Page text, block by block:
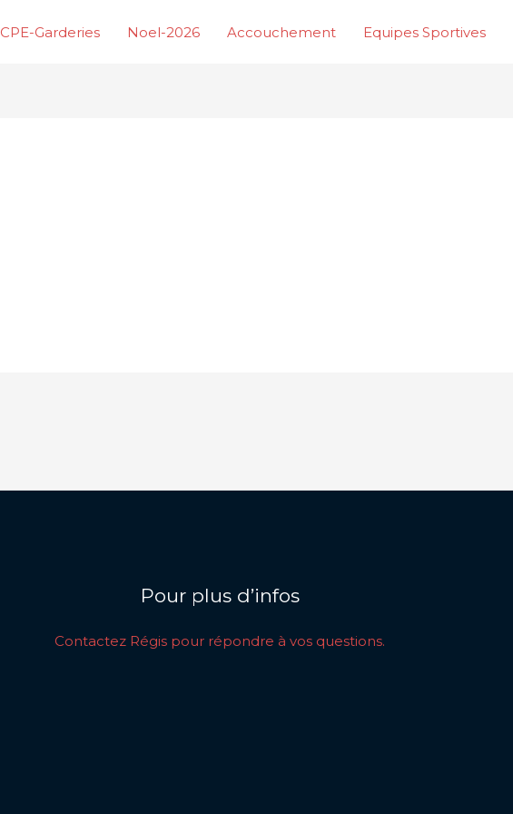
CPE-Garderies Noel-2026 Accouchement Equipes Sportives
Pour plus d’infos
Contactez Régis pour répondre à vos questions.